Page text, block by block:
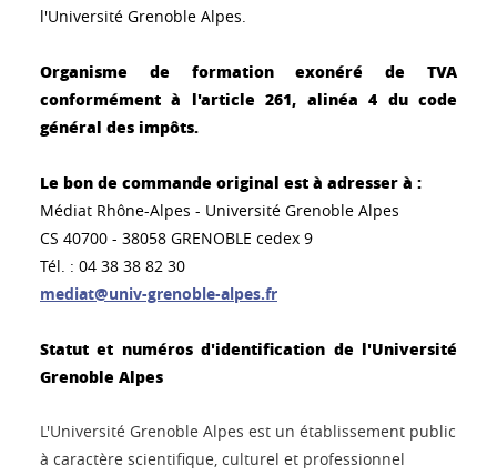
l'Université Grenoble Alpes.
Organisme de formation exonéré de TVA
conformément à l'article 261, alinéa 4 du code
général des impôts.
Le bon de commande original est à adresser à :
Médiat Rhône-Alpes - Université Grenoble Alpes
CS 40700 - 38058 GRENOBLE cedex 9
Tél. : 04 38 38 82 30
mediat@univ-grenoble-alpes.fr
Statut et numéros d'identification de l'Université
Grenoble Alpes
L'Université Grenoble Alpes est un établissement public
à caractère scientifique, culturel et professionnel